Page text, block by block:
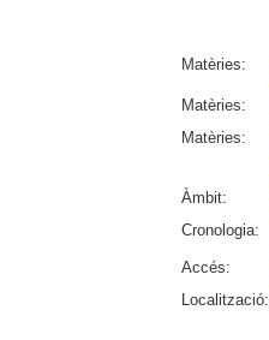
Matèries:
Matèries:
Matèries:
Àmbit:
Cronologia:
Accés:
Localització: